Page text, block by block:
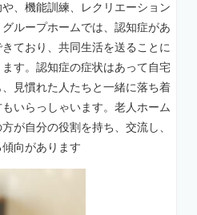
、機能訓練、レクリエーション
ループホームでは、認知症があ
ており、共同生活を送ることに
す。認知症の症状はあって自宅
見慣れた人たちと一緒に落ち着
いらっしゃいます。老人ホーム
が自分の役割を持ち、交流し、
向があります